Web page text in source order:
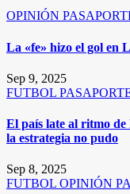
OPINIÓN
La «fe» hizo el gol en
Sep 9, 2025
FUTBOL
El país late al ritmo
la estrategia no pudo
Sep 8, 2025
FUTBOL OPINIÓN